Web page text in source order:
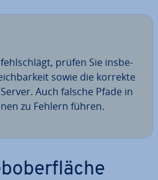
prüfen Sie ins­be­
sowie die korrekte
Auch falsche Pfade in
zu Fehlern führen.